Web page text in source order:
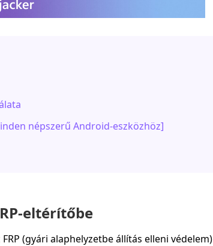
népszerű Android-eszközhöz]
eltérítőbe
(gyári alaphelyzetbe állítás elleni védelem)